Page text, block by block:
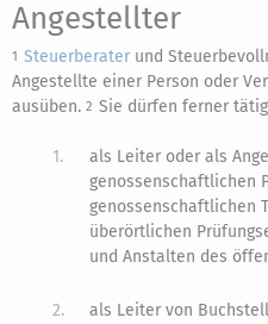
Angestellter
1 Steuerberater und
Angestellte einer Person oder
ausüben. 2 Sie dürfen ferner
1.
als Leiter oder als
genossenschaftlichen
genossenschaftlichen
überörtlichen
und Anstalten des
2.
als Leiter von